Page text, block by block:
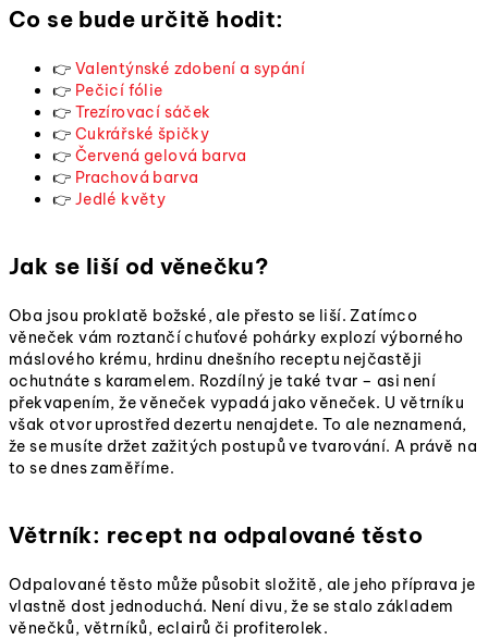
Co se bude určitě hodit:
👉 Valentýnské zdobení a sypání
👉 Pečicí fólie
👉 Trezírovací sáček
👉 Cukrářské špičky
👉 Červená gelová barva
👉 Prachová barva
👉 Jedlé květy
Jak se liší od věnečku?
Oba jsou proklatě božské, ale přesto se liší. Zatímco
věneček vám roztančí chuťové pohárky explozí výborného
máslového krému, hrdinu dnešního receptu nejčastěji
ochutnáte s karamelem. Rozdílný je také tvar – asi není
překvapením, že věneček vypadá jako věneček. U větrníku
však otvor uprostřed dezertu nenajdete. To ale neznamená,
že se musíte držet zažitých postupů ve tvarování. A právě na
to se dnes zaměříme.
Větrník: recept na odpalované těsto
Odpalované těsto může působit složitě, ale jeho příprava je
vlastně dost jednoduchá. Není divu, že se stalo základem
věnečků, větrníků, eclairů či profiterolek.